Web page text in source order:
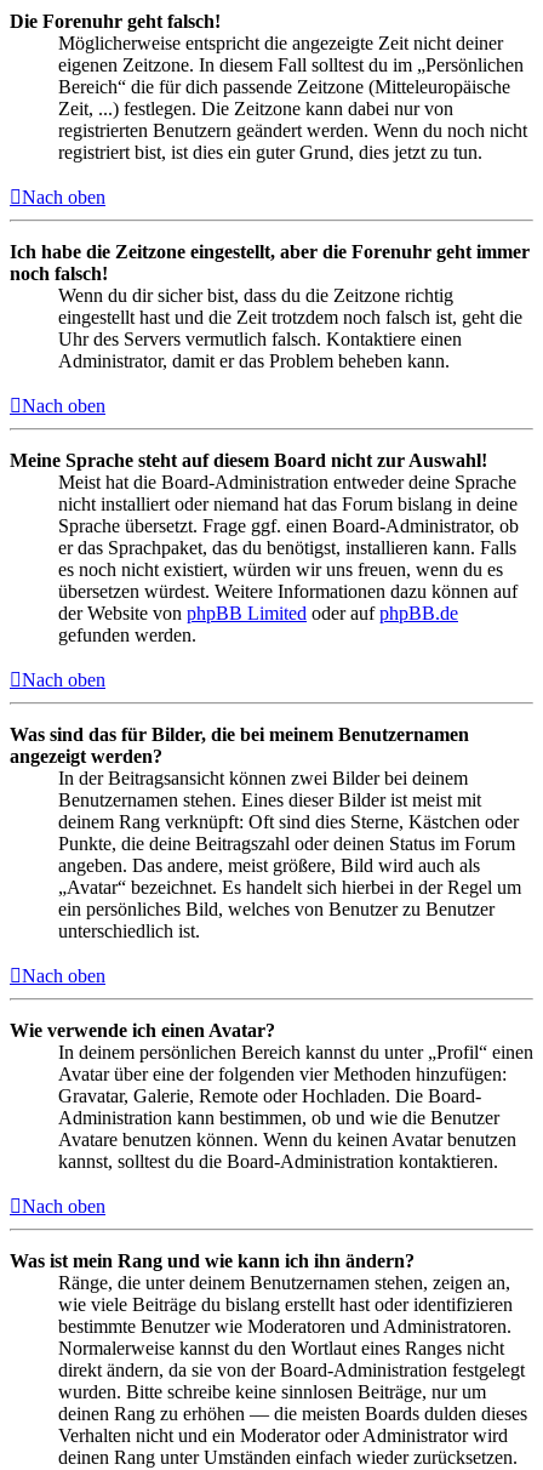
Die Forenuhr geht falsch!
Möglicherweise entspricht die angezeigte Zeit nicht deiner
eigenen Zeitzone. In diesem Fall solltest du im „Persönlichen
Bereich“ die für dich passende Zeitzone (Mitteleuropäische
Zeit, ...) festlegen. Die Zeitzone kann dabei nur von
registrierten Benutzern geändert werden. Wenn du noch nicht
registriert bist, ist dies ein guter Grund, dies jetzt zu tun.
Nach oben
Ich habe die Zeitzone eingestellt, aber die Forenuhr geht immer
noch falsch!
Wenn du dir sicher bist, dass du die Zeitzone richtig
eingestellt hast und die Zeit trotzdem noch falsch ist, geht die
Uhr des Servers vermutlich falsch. Kontaktiere einen
Administrator, damit er das Problem beheben kann.
Nach oben
Meine Sprache steht auf diesem Board nicht zur Auswahl!
Meist hat die Board-Administration entweder deine Sprache
nicht installiert oder niemand hat das Forum bislang in deine
Sprache übersetzt. Frage ggf. einen Board-Administrator, ob
er das Sprachpaket, das du benötigst, installieren kann. Falls
es noch nicht existiert, würden wir uns freuen, wenn du es
übersetzen würdest. Weitere Informationen dazu können auf
der Website von phpBB Limited oder aufphpBB.de
gefunden werden.
Nach oben
Was sind das für Bilder, die bei meinem Benutzernamen
angezeigt werden?
In der Beitragsansicht können zwei Bilder bei deinem
Benutzernamen stehen. Eines dieser Bilder ist meist mit
deinem Rang verknüpft: Oft sind dies Sterne, Kästchen oder
Punkte, die deine Beitragszahl oder deinen Status im Forum
angeben. Das andere, meist größere, Bild wird auch als
„Avatar“ bezeichnet. Es handelt sich hierbei in der Regel um
ein persönliches Bild, welches von Benutzer zu Benutzer
unterschiedlich ist.
Nach oben
Wie verwende ich einen Avatar?
In deinem persönlichen Bereich kannst du unter „Profil“ einen
Avatar über eine der folgenden vier Methoden hinzufügen:
Gravatar, Galerie, Remote oder Hochladen. Die Board-
Administration kann bestimmen, ob und wie die Benutzer
Avatare benutzen können. Wenn du keinen Avatar benutzen
kannst, solltest du die Board-Administration kontaktieren.
Nach oben
Was ist mein Rang und wie kann ich ihn ändern?
Ränge, die unter deinem Benutzernamen stehen, zeigen an,
wie viele Beiträge du bislang erstellt hast oder identifizieren
bestimmte Benutzer wie Moderatoren und Administratoren.
Normalerweise kannst du den Wortlaut eines Ranges nicht
direkt ändern, da sie von der Board-Administration festgelegt
wurden. Bitte schreibe keine sinnlosen Beiträge, nur um
deinen Rang zu erhöhen — die meisten Boards dulden dieses
Verhalten nicht und ein Moderator oder Administrator wird
deinen Rang unter Umständen einfach wieder zurücksetzen.